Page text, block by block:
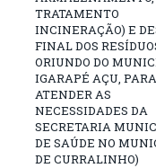
TRATAMENTO
INCINERAÇÃO) E
FINAL DOS
ORIUNDO DO
IGARAPÉ AÇU, PARA
ATENDER AS
NECESSIDADES DA
SECRETARIA
DE SAÚDE NO
DE CURRALINHO)